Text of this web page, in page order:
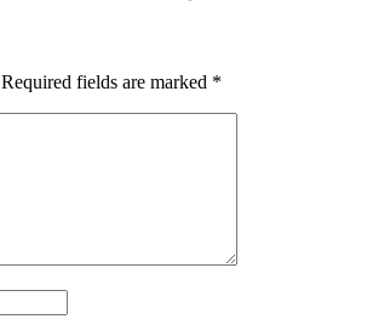
Required fields are marked *